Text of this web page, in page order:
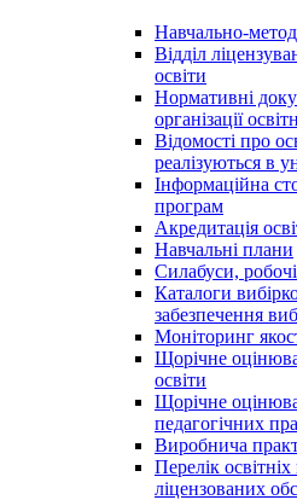
Навчально-
Відділ
освіти
Нормативні
організації
Відомості про
реалізуються в
Інформаційна
програм
Акредитація
Навчальні плани
Силабуси,
Каталоги
забезпечення
Моніторинг
Щорічне
освіти
Щорічне
педагогічних
Виробнича
Перелік
ліцензoваних